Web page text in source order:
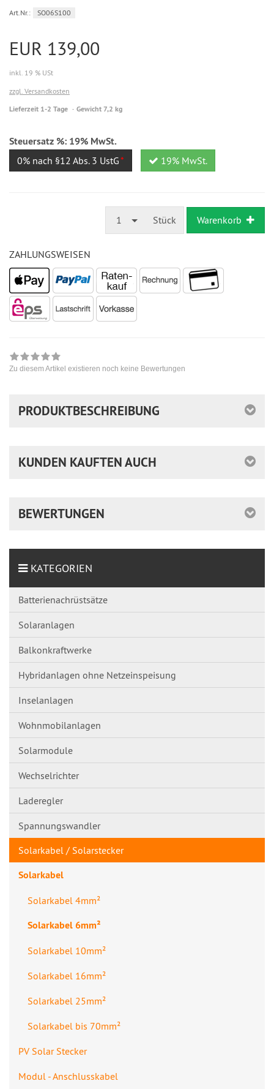
Art.Nr.: SO06S100
EUR 139,00
inkl. 19 % USt
zzgl. Versandkosten
Lieferzeit 1-2 Tage Gewicht 7,2 kg
Steuersatz %: 19% MwSt.
0% nach §12 Abs. 3 UstG* 19% MwSt.
1 Stück Warenkorb
ZAHLUNGSWEISEN
Zu diesem Artikel existieren noch keine Bewertungen
PRODUKTBESCHREIBUNG
KUNDEN KAUFTEN AUCH
BEWERTUNGEN
KATEGORIEN
Batterienachrüstsätze
Solaranlagen
Balkonkraftwerke
Hybridanlagen ohne Netzeinspeisung
Inselanlagen
Wohnmobilanlagen
Solarmodule
Wechselrichter
Laderegler
Spannungswandl​er
Solarkabel / Solarstecker
Solarkabel
Solarkabel 4mm²
Solarkabel 6mm²
Solarkabel 10mm²
Solarkabel 16mm²
Solarkabel 25mm²
Solarkabel bis 70mm²
PV Solar Stecker
Modul - Anschlusskabe​l